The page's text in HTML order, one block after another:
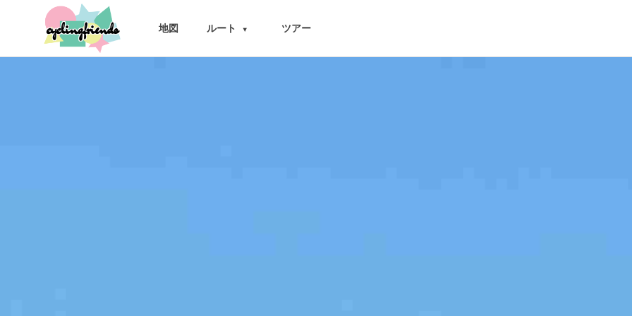
cyclingfriends 地図 ルート ▾ ツアー